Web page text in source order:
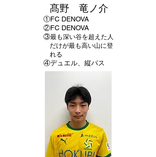
髙野 竜ノ介
①FC DENOVA
②FC DENOVA
​③最も深い谷を超えた人
だけが最も高い山に登
れる
④デュエル、縦パス